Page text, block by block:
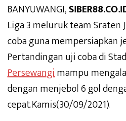
BANYUWANGI,
Liga 3 meluruk team Sraten
coba guna mempersiapkan
Pertandingan uji coba di
Persewangimampu
dengan menjebol 6 gol
cepat.Kamis(30/09/2021).